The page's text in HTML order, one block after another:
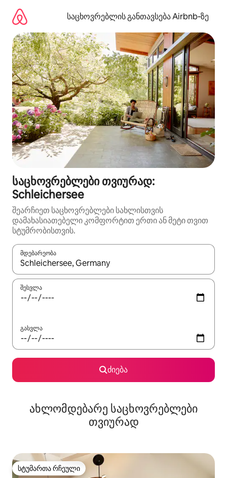
გადასვლა
საცხოვრებლის განთავსება Airbnb‑ზე
საცხოვრებლები თვიურად:
Schleichersee
შეარჩიეთ საცხოვრებლები სახლისთვის
დამახასიათებელი კომფორტით ერთი ან მეტი თვით
სტუმრობისთვის.
მდებარეობა
როცა შედეგები ხელმისაწვდომი გახდება, ნავიგაციისთვის
შესვლა
გასვლა
ძიება
ახლომდებარე საცხოვრებლები
თვიურად
სტუმართა რჩეული
სტუმართა რჩეული